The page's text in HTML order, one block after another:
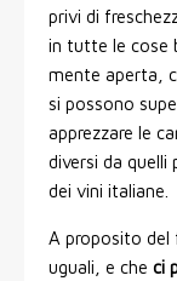
privi di
in tutte le cose
mente aperta,
si possono
apprezzare le
diversi da quelli
dei vini italiane.
A proposito
uguali, e che ci